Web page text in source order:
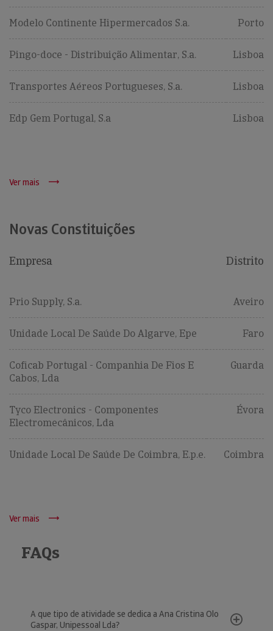
Modelo Continente Hipermercados S.a. Porto
Pingo-doce - Distribuição Alimentar, S.a. Lisboa
Transportes Aéreos Portugueses, S.a. Lisboa
Edp Gem Portugal, S.a Lisboa
Ver mais
Novas Constituições
Empresa Distrito
Prio Supply, S.a. Aveiro
Unidade Local De Saúde Do Algarve, Epe Faro
Coficab Portugal - Companhia De Fios E
Cabos, Lda
Guarda
Tyco Electronics - Componentes
Electromecânicos, Lda
Évora
Unidade Local De Saúde De Coimbra, E.p.e. Coimbra
Ver mais
FAQs
A que tipo de atividade se dedica a Ana Cristina Olo
Gaspar, Unipessoal Lda?